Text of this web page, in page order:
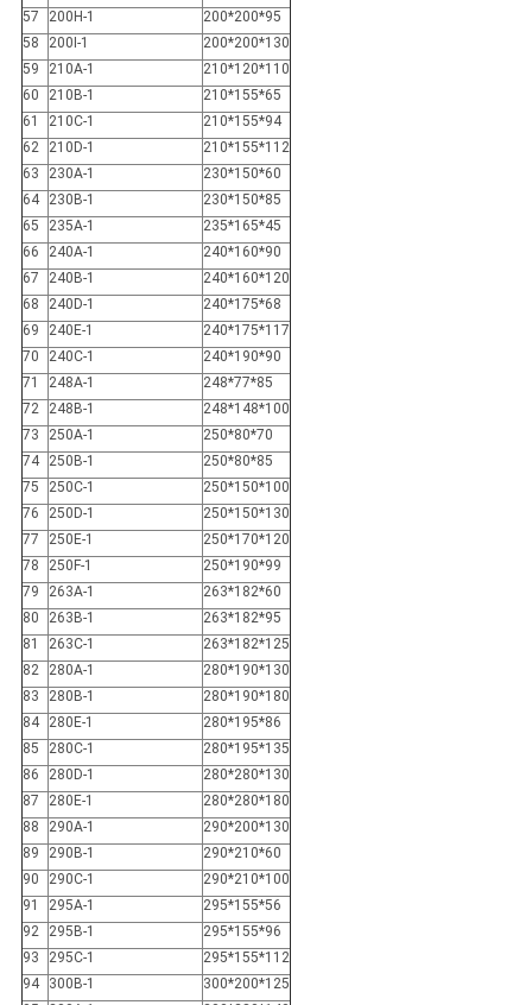
57
200H-1
200*200*95
58
200I-1
200*200*130
59
210A-1
210*120*110
60
210B-1
210*155*65
61
210C-1
210*155*94
62
210D-1
210*155*112
63
230A-1
230*150*60
64
230B-1
230*150*85
65
235A-1
235*165*45
66
240A-1
240*160*90
67
240B-1
240*160*120
68
240D-1
240*175*68
69
240E-1
240*175*117
70
240C-1
240*190*90
71
248A-1
248*77*85
72
248B-1
248*148*100
73
250A-1
250*80*70
74
250B-1
250*80*85
75
250C-1
250*150*100
76
250D-1
250*150*130
77
250E-1
250*170*120
78
250F-1
250*190*99
79
263A-1
263*182*60
80
263B-1
263*182*95
81
263C-1
263*182*125
82
280A-1
280*190*130
83
280B-1
280*190*180
84
280E-1
280*195*86
85
280C-1
280*195*135
86
280D-1
280*280*130
87
280E-1
280*280*180
88
290A-1
290*200*130
89
290B-1
290*210*60
90
290C-1
290*210*100
91
295A-1
295*155*56
92
295B-1
295*155*96
93
295C-1
295*155*112
94
300B-1
300*200*125